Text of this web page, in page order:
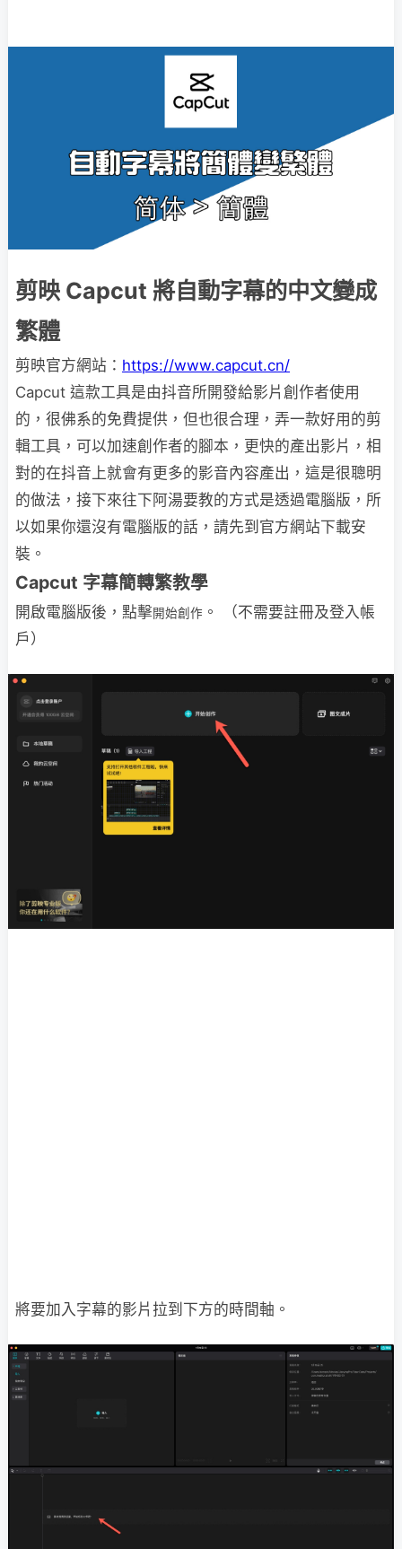
剪映 Capcut 將自動字幕的中文變成
繁體
剪映官方網站： https://www.capcut.cn/
Capcut 這款工具是由抖音所開發給影片創作者使用
的，很佛系的免費提供，但也很合理，弄一款好用的剪
輯工具，可以加速創作者的腳本，更快的產出影片，相
對的在抖音上就會有更多的影音內容產出，這是很聰明
的做法，接下來往下阿湯要教的方式是透過電腦版，所
以如果你還沒有電腦版的話，請先到官方網站下載安
裝。
Capcut 字幕簡轉繁教學
開啟電腦版後，點擊開始創作 。 （不需要註冊及登入帳
戶）
將要加入字幕的影片拉到下方的時間軸。